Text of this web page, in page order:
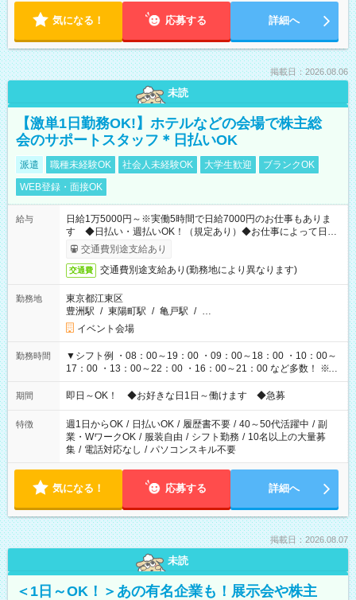
気になる！ 応募する 詳細へ
掲載日：2026.08.06
未読
【激単1日勤務OK!】ホテルなどの会場で株主総
会のサポートスタッフ＊日払いOK
派遣 職種未経験OK 社会人未経験OK 大学生歓迎
ブランクOK
WEB登録・面接OK
給与
日給1万5000円～※実働5時間で日給7000円のお仕事もありま
す ◆日払い・週払いOK！（規定あり）◆お仕事によって日給
も異なります
交通費別途支給あり
交通費 交通費別途支給あり(勤務地により異なります)
勤務地
東京都江東区
豊洲駅 / 東陽町駅 / 亀戸駅 / …
イベント会場
勤務時間
▼シフト例 ・08：00～19：00 ・09：00～18：00 ・10：00～
17：00 ・13：00～22：00 ・16：00～21：00 など多数！ ※お
仕事により勤務時間が異なります
期間 即日～OK！ ◆お好きな日1日～働けます ◆急募
特徴 週1日からOK / 日払いOK / 履歴書不要 / 40～50代活躍中 / 副
業・WワークOK / 服装自由 / シフト勤務 / 10名以上の大量募
集 / 電話対応なし / パソコンスキル不要
気になる！ 応募する 詳細へ
掲載日：2026.08.07
未読
＜1日～OK！＞あの有名企業も！展示会や株主